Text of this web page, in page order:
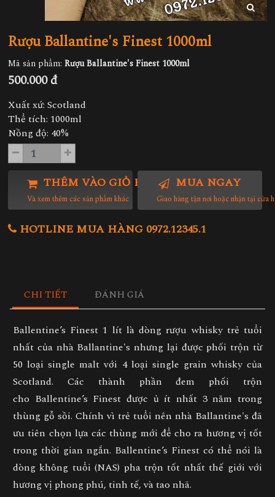
Rượu Ballantine's Finest 1000ml
Mã sản phẩm: Rượu Ballantine's Finest 1000ml
500.000 đ
Xuất xứ: Scotland
Thể tích: 1000ml
Nồng độ: 40%
THÊM VÀO GIỎ HÀNG
Và xem thêm các sản phẩm khác
MUA NGAY
Giao hàng tận nơi hoặc nhận tại cửa
HOTLINE MUA HÀNG 0972.12345.1
CHI TIẾT ĐÁNH GIÁ
Ballentine’s Finest 1 lítlà dòng rượu whisky trẻ tuổi
nhất của nhà Ballantine's nhưng lại được phối trộn từ
50 loại single malt với 4 loại single grain whisky của
Scotland. Các thành phần đem phối trộn
cho Ballentine’s Finest được ủ ít nhất 3 năm trong
thùng gỗ sồi. Chính vì trẻ tuổi nên nhà Ballantine's đã
ưu tiên chọn lựa các thùng mới để cho ra hương vị tốt
trong thời gian ngắn. Ballentine’s Finest có thể nói là
dòng không tuổi (NAS) pha trộn tốt nhất thế giới với
hương vị phong phú, tinh tế, và tao nhã.